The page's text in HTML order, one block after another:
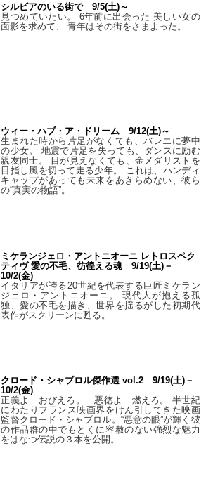
シルビアのいる街で 9/5(土)～
見つめていたい。 6年前に出会った 美しい女の
面影を求めて、 青年はその街をさまよった。
ウィー・ハブ・ア・ドリーム 9/12(土)～
生まれた時から片足がなくても、バレエに夢中
の少女。 地震で片足を失っても、ダンスに励む
親友同士。 目が見えなくても、金メダリストを
目指し風を切って走る少年。 これは、ハンディ
キャップがあっても未来をあきらめない、彼ら
の“真実の物語”。
ミケランジェロ・アントニオーニ レトロスペク
ティヴ 愛の不毛、彷徨える魂 9/19(土)－
10/2(金)
イタリアが誇る20世紀を代表する巨匠ミケラン
ジェロ・アントニオーニ。 現代人が抱える孤
独、愛の不毛を描き、世界を揺るがした初期代
表作がスクリーンに甦る。
クロード・シャブロル傑作選 vol.2 9/19(土)－
10/2(金)
正義よ おびえろ。 悪徳よ 燃えろ。 半世紀
にわたりフランス映画界をけん引してきた映画
監督クロード・シャブロル。“悪意の眼”が輝く彼
の作品群の中でもとくに容赦のない強烈な魅力
をはなつ伝説の３本を公開。